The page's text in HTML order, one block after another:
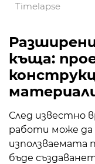
Timelapse
къща:
След известно
работи може да
използваемата
бъде